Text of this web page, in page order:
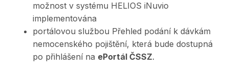
možnost v systému HELIOS iNuvio
implementována
portálovou službou Přehled podání k dávkám
nemocenského pojištění, která bude dostupná
po přihlášení na ePortál ČSSZ.